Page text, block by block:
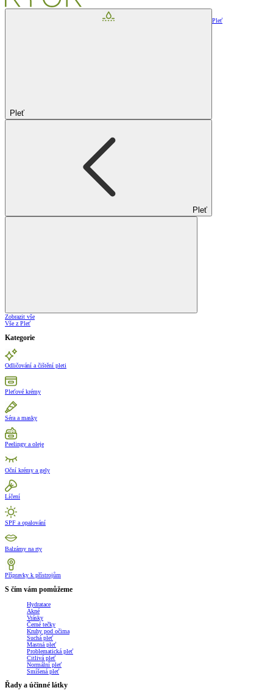
Pleť
Pleť
Pleť
Zobrazit vše
Vše z Pleť
Kategorie
Odličování a čištění pleti
Pleťové krémy
Séra a masky
Peelingy a oleje
Oční krémy a gely
Líčení
SPF a opalování
Balzámy na rty
Přípravky k přístrojům
S čím vám pomůžeme
Hydratace
Akné
Vrásky
Černé tečky
Kruhy pod očima
Suchá pleť
Mastná pleť
Problematická pleť
Citlivá pleť
Normální pleť
Smíšená pleť
Řady a účinné látky